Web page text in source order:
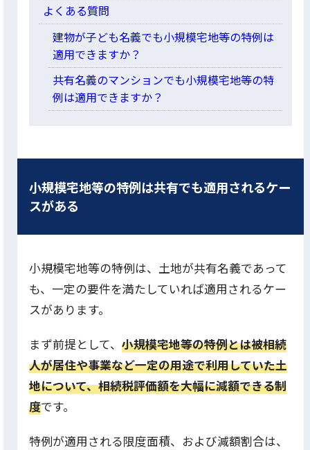
よくある質問
建物が子ども名義でも小規模宅地等の特例は
適用できますか？
共有名義のマンションでも小規模宅地等の特
例は適用できますか？
小規模宅地等の特例は共有でも適用されるケー
スがある
小規模宅地等の特例は、土地が共有名義であって
も、一定の要件を満たしていれば適用されるケー
スがあります。
まず前提として、 小規模宅地等の特例とは被相続
人が居住や事業など一定の用途で利用していた土
地について、相続税評価額を大幅に減額できる制
度です。
特例が適用される限度面積、および減額割合は、